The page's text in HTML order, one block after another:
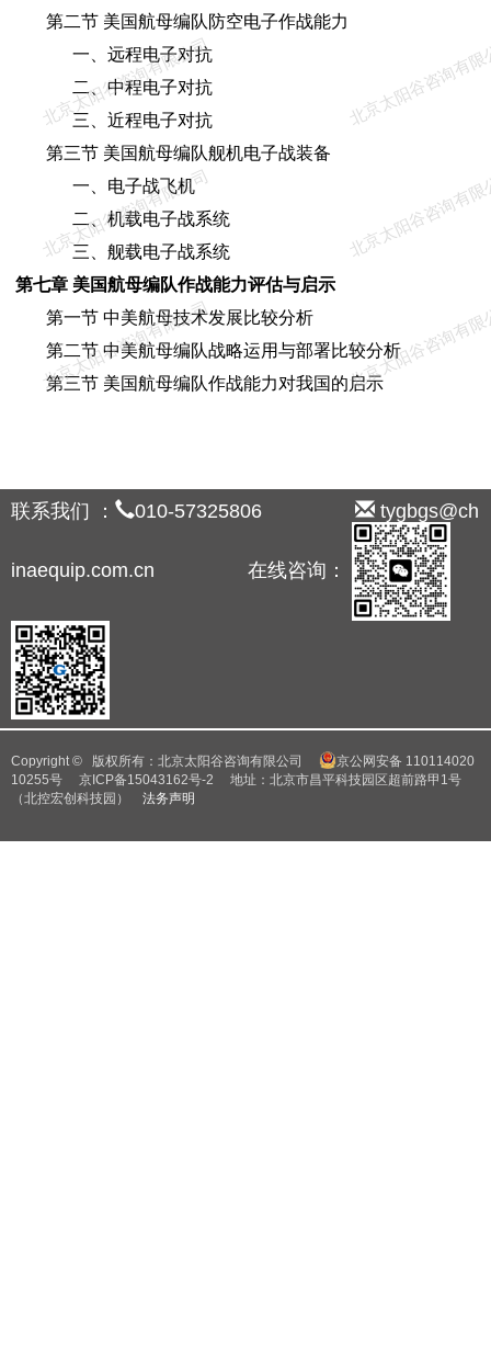
第二节 美国航母编队防空电子作战能力
一、远程电子对抗
二、中程电子对抗
三、近程电子对抗
第三节 美国航母编队舰机电子战装备
一、电子战飞机
二、机载电子战系统
三、舰载电子战系统
第七章 美国航母编队作战能力评估与启示
第一节 中美航母技术发展比较分析
第二节 中美航母编队战略运用与部署比较分析
第三节 美国航母编队作战能力对我国的启示
北京太阳谷咨询有限公司
北京太阳谷咨询
北京太阳谷咨询有限公司
北京太阳谷咨询
北京太阳谷咨询有限公司
北京太阳谷咨询有
联系我们 ： 010-57325806 tygbgs@ch
inaequip.com.cn 在线咨询：
Copyright © 版权所有：北京太阳谷咨询有限公司
京公网安备 110114020
10255号
京ICP备15043162号-2 地址：北京市昌平科技园区超前路甲1号
（北控宏创科技园） 法务声明